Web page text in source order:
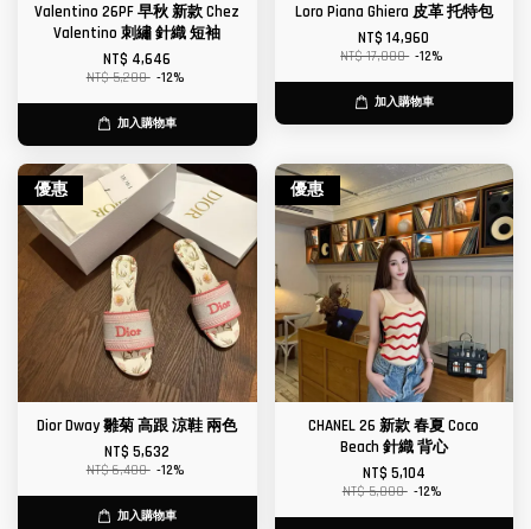
Valentino 26PF 早秋 新款 Chez
Valentino 刺繡 針織 短袖
NT$ 4,646
NT$ 5,280 -12%
加入購物車
Loro Piana Ghiera 皮革 托特包
NT$ 14,960
NT$ 17,000 -12%
加入購物車
優惠
Dior Dway 雛菊 高跟 涼鞋 兩色
NT$ 5,632
NT$ 6,400 -12%
加入購物車
優惠
CHANEL 26 新款 春夏 Coco
Beach 針織 背心
NT$ 5,104
NT$ 5,800 -12%